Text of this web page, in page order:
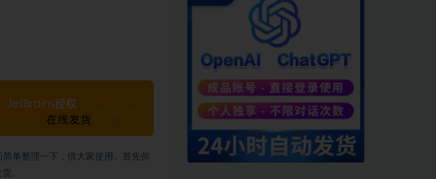
单整理一下，供大家使用。首先你
。